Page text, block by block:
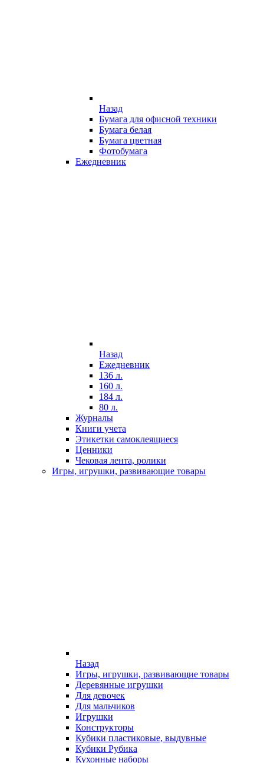
Назад
Бумага для офисной техники
Бумага белая
Бумага цветная
Фотобумага
Ежедневник
Назад
Ежедневник
136 л.
160 л.
184 л.
80 л.
Журналы
Книги учета
Этикетки самоклеящиеся
Ценники
Чековая лента, ролики
Игры, игрушки, развивающие товары
Назад
Игры, игрушки, развивающие товары
Деревянные игрушки
Для девочек
Для мальчиков
Игрушки
Конструкторы
Кубики пластиковые, выдувные
Кубики Рубика
Кухонные наборы